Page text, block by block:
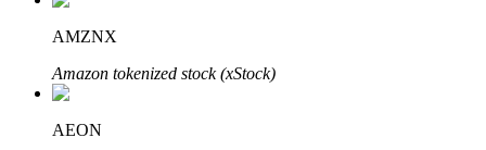
Otomatik Yatırım
Uzun vadeli kâr ve esnek çıkarlar elde edin
AMZNX
Amazon tokenized stock (xStock)
AEON